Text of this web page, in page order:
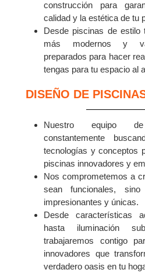
construcción para
calidad y la estética de tu
Desde piscinas de estilo
más modernos y
preparados para hacer
tengas para tu espacio al
DISEÑO DE
Nuestro equipo
constantemente
tecnologías y conceptos
piscinas innovadores y
Nos comprometemos a
sean funcionales, sino
impresionantes y únicas.
Desde características
hasta iluminación
trabajaremos contigo
innovadores que
verdadero oasis en tu